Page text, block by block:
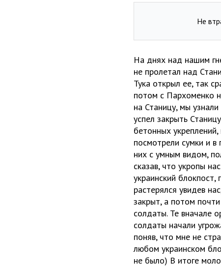
Не
На днях над нашим
не пролетал над
Тука открыл ее, так
потом с Пархоменко
на Станицу, мы
успел закрыть
бетонных
посмотрели сумки и в
них с умным видом,
сказав, что укропы
украинский
растерялся увидев
закрыт, а потом
солдаты. Те вначале
солдаты начали
поняв, что мне не
любом украинском
не было) В итоге